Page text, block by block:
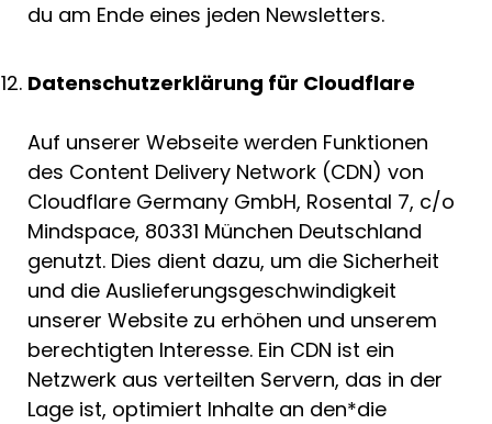
du am Ende eines jeden Newsletters.
Datenschutzerklärung für Cloudflare
Auf unserer Webseite werden Funktionen
des Content Delivery Network (CDN) von
Cloudflare Germany GmbH, Rosental 7, c/o
Mindspace, 80331 München Deutschland
genutzt. Dies dient dazu, um die Sicherheit
und die Auslieferungsgeschwindigkeit
unserer Website zu erhöhen und unserem
berechtigten Interesse. Ein CDN ist ein
Netzwerk aus verteilten Servern, das in der
Lage ist, optimiert Inhalte an den*die